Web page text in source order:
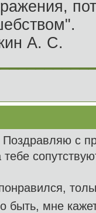
А. С.
с
тебе
быть, мне